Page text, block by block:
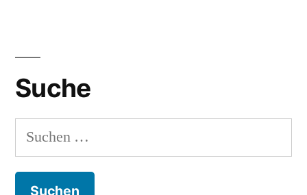
Polardroid
Suche
Suchen
nach: